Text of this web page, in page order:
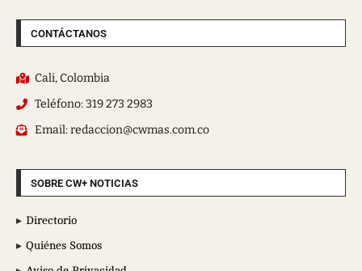
CONTÁCTANOS
Cali, Colombia
Teléfono: 319 273 2983
Email: redaccion@cwmas.com.co
SOBRE CW+ NOTICIAS
Directorio
Quiénes Somos